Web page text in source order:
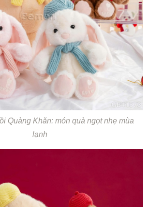
Quàng Khăn: món quà ngọt nhẹ mùa
lạnh